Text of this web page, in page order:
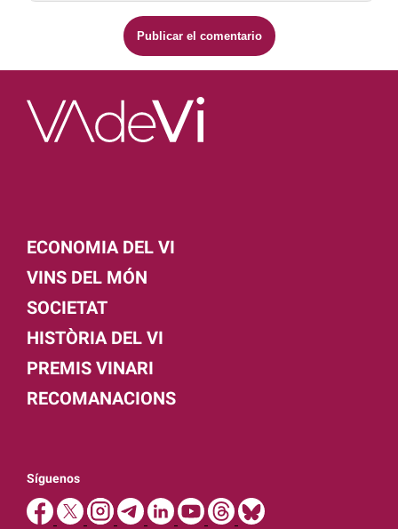
ECONOMIA DEL VI
VINS DEL MÓN
SOCIETAT
HISTÒRIA DEL VI
PREMIS VINARI
RECOMANACIONS
Síguenos